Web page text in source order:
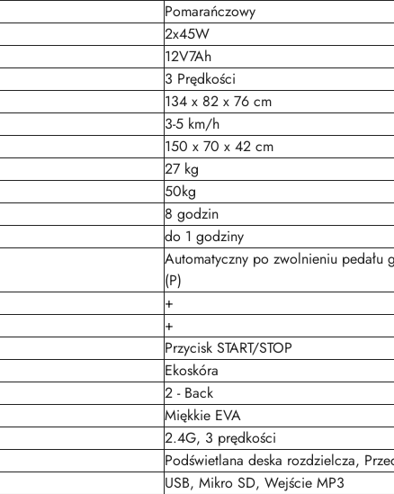
Pomarańczowy
2x45W
12V7Ah
3 Prędkości
134 x 82 x 76 cm
3-5 km/h
150 x 70 x 42 cm
27 kg
50kg
8 godzin
do 1 godziny
Automatyczny po zwolnieniu pedału
(P)
+
+
Przycisk START/STOP
Ekoskóra
2 - Back
Miękkie EVA
2.4G, 3 prędkości
Podświetlana deska rozdzielcza,
USB, Mikro SD, Wejście MP3